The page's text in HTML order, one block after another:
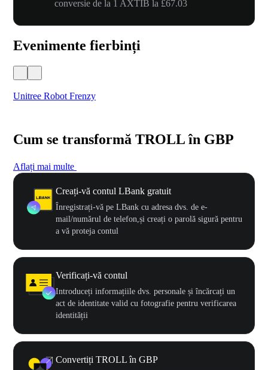
conversie de la 1 AXTIB la £67.03
Evenimente fierbinți
Unitree Robot Frenzy
Cum se transformă TROLL în GBP
Aflați mai multe
Creați-vă contul LBank gratuit
Înregistrați-vă pe LBank cu adresa dvs. de e-
mail/numărul de telefon,și creați o parolă sigură pentru
a vă proteja contul
Verificați-vă contul
Introduceți informațiile dvs. personale și încărcați un
act de identitate valid cu fotografie pentru verificarea
identității
Convertiți TROLL în GBP